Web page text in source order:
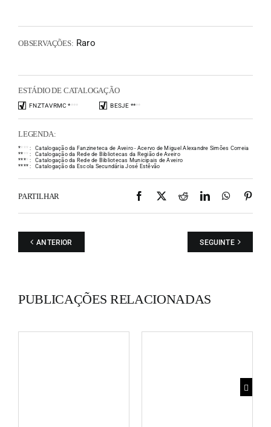
OBSERVAÇÕES: Raro
ESTÁDIO DE CATALOGAÇÃO
FNZTAVRMC **** BESJE ****
LEGENDA:
** * * :
Catalogação da Fanzineteca de Aveiro - Acervo de Miguel Alexandre Simões Correia
** * * :
Catalogação da Rede de Bibliotecas da Região de Aveiro
**** :
Catalogação da Rede de Bibliotecas Municipais de Aveiro
**** : Catalogação da Escola Secundária José Estêvão
PARTILHAR Facebook
X RedditLinkedIn
ANTERIOR SEGUINTE
PUBLICAÇÕES RELACIONADAS